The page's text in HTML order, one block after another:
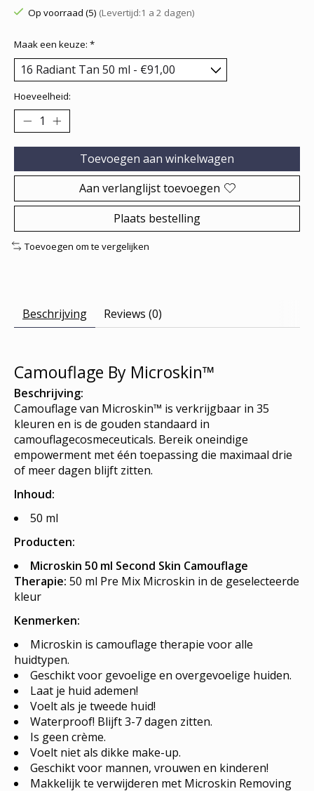
Op voorraad (5) (Levertijd:1 a 2 dagen)
Maak een keuze: *
Hoeveelheid:
Toevoegen aan winkelwagen
Aan verlanglijst toevoegen
Plaats bestelling
Toevoegen om te vergelijken
Beschrijving Reviews (0)
Camouflage By Microskin™
Beschrijving:
Camouflage van Microskin™ is verkrijgbaar in 35
kleuren en is de gouden standaard in
camouflagecosmeceuticals. Bereik oneindige
empowerment met één toepassing die maximaal drie
of meer dagen blijft zitten.
Inhoud:
50 ml
Producten:
Microskin 50 ml Second Skin Camouflage
Therapie: 50 ml Pre Mix Microskin in de geselecteerde
kleur
Kenmerken:
Microskin is camouflage therapie voor alle
huidtypen.
Geschikt voor gevoelige en overgevoelige huiden.
Laat je huid ademen!
Voelt als je tweede huid!
Waterproof! Blijft 3-7 dagen zitten.
Is geen crème.
Voelt niet als dikke make-up.
Geschikt voor mannen, vrouwen en kinderen!
Makkelijk te verwijderen met Microskin Removing